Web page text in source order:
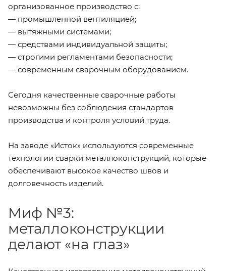
организованное производство с:
— промышленной вентиляцией;
— вытяжными системами;
— средствами индивидуальной защиты;
— строгими регламентами безопасности;
— современным сварочным оборудованием.
Сегодня качественные сварочные работы
невозможны без соблюдения стандартов
производства и контроля условий труда.
На заводе «Исток» используются современные
технологии сварки металлоконструкций, которые
обеспечивают высокое качество швов и
долговечность изделий.
Миф №3:
металлоконструкции
делают «на глаз»